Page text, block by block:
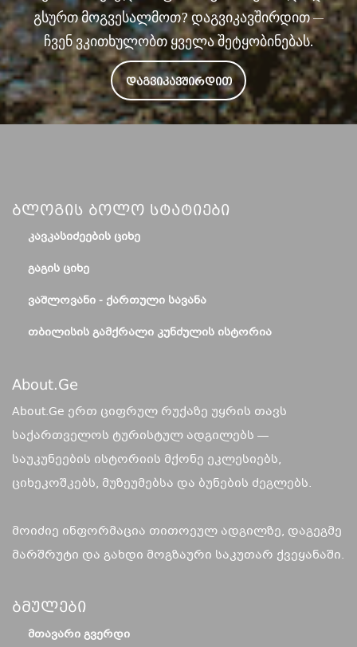
გსურთ მოგვესალმოთ? დაგვიკავშირდით —
ჩვენ ვკითხულობთ ყველა შეტყობინებას.
ᲓᲐᲒᲕᲘᲙᲐᲕᲨᲘᲠᲓᲘᲗ
Ბლოგის Ბოლო Სტატიები
ᲙᲐᲕᲙᲐᲡᲘᲫᲔᲔᲑᲘᲡ ᲪᲘᲮᲔ
ᲒᲐᲒᲘᲡ ᲪᲘᲮᲔ
ᲕᲐᲨᲚᲝᲕᲐᲜᲘ - ᲥᲐᲠᲗᲣᲚᲘ ᲡᲐᲕᲐᲜᲐ
ᲗᲑᲘᲚᲘᲡᲘᲡ ᲒᲐᲛᲥᲠᲐᲚᲘ ᲙᲣᲜᲫᲣᲚᲘᲡ ᲘᲡᲢᲝᲠᲘᲐ
About.ge
About.Ge ერთ ციფრულ რუქაზე უყრის თავს
საქართველოს ტურისტულ ადგილებს —
საუკუნეების ისტორიის მქონე ეკლესიებს,
ციხეკოშკებს, მუზეუმებსა და ბუნების ძეგლებს.
მოიძიე ინფორმაცია თითოეულ ადგილზე, დაგეგმე
მარშრუტი და გახდი მოგზაური საკუთარ ქვეყანაში.
Ბმულები
ᲛᲗᲐᲕᲐᲠᲘ ᲒᲕᲔᲠᲓᲘ